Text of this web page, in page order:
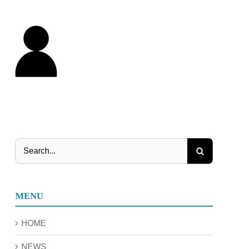
Search
MENU
HOME
NEWS